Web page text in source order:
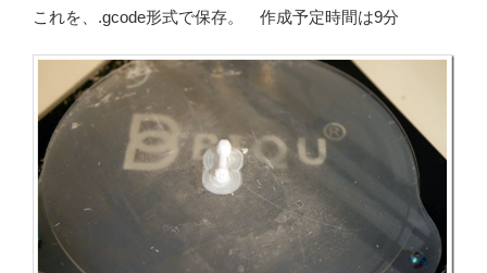
これを、.gcode形式で保存。 作成予定時間は9分